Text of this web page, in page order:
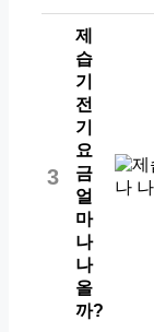
3
제
습
기
전
기
요
금
얼
마
나
나
올
까?